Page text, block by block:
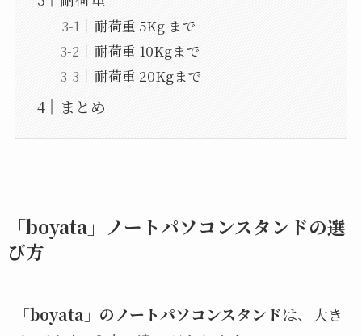
耐荷重 5Kg まで
耐荷重 10Kgまで
耐荷重 20Kgまで
まとめ
「boyata」ノートパソコンスタンドの選
び方
「boyata」のノートパソコンスタンドは、大き